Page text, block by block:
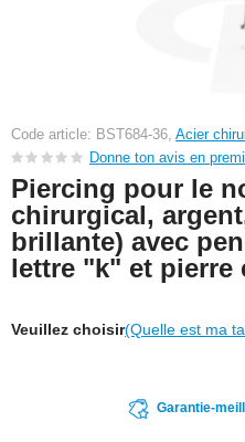
Code article: BST684-36, Acier
Donne ton avis en
Piercing pour le
chirurgical,
brillante) avec
lettre "k" et pierre
Veuillez choisir(Quelle est ma
Garantie-